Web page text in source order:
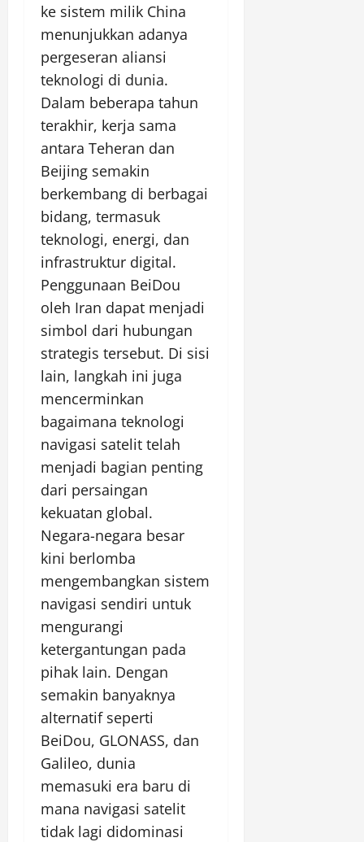
ke sistem milik China
menunjukkan adanya
pergeseran aliansi
teknologi di dunia.
Dalam beberapa tahun
terakhir, kerja sama
antara Teheran dan
Beijing semakin
berkembang di berbagai
bidang, termasuk
teknologi, energi, dan
infrastruktur digital.
Penggunaan BeiDou
oleh Iran dapat menjadi
simbol dari hubungan
strategis tersebut. Di sisi
lain, langkah ini juga
mencerminkan
bagaimana teknologi
navigasi satelit telah
menjadi bagian penting
dari persaingan
kekuatan global.
Negara-negara besar
kini berlomba
mengembangkan sistem
navigasi sendiri untuk
mengurangi
ketergantungan pada
pihak lain. Dengan
semakin banyaknya
alternatif seperti
BeiDou, GLONASS, dan
Galileo, dunia
memasuki era baru di
mana navigasi satelit
tidak lagi didominasi